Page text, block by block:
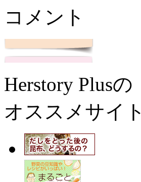
コメント
Herstory Plusの
オススメサイト